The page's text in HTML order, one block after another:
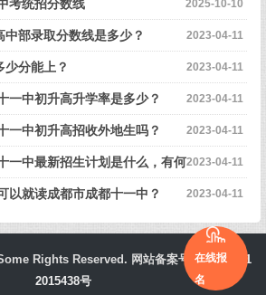
2025-10-10
考统招分数线
2023-04-11
部录取分数线是多少？
2023-04-11
少分能上？
2023-04-11
一中初升高升学率是多少？
2023-04-11
一中初升高招收外地生吗？
2023-04-11
一中最新招生计划是什么，有何
2023-04-11
以就读成都市成都十一中？
Rights Reserved. 网站备案号：蜀ICP备1
2015438号
在线报
名